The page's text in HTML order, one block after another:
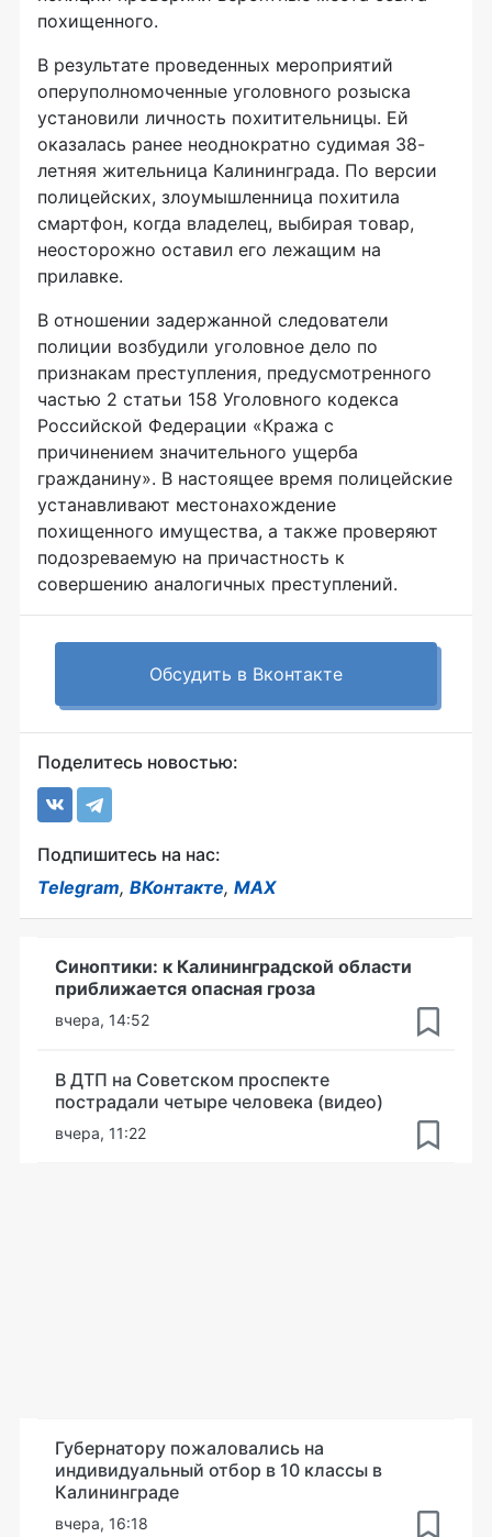
похищенного.
В результате проведенных мероприятий
оперуполномоченные уголовного розыска
установили личность похитительницы. Ей
оказалась ранее неоднократно судимая 38-
летняя жительница Калининграда. По версии
полицейских, злоумышленница похитила
смартфон, когда владелец, выбирая товар,
неосторожно оставил его лежащим на
прилавке.
В отношении задержанной следователи
полиции возбудили уголовное дело по
признакам преступления, предусмотренного
частью 2 статьи 158 Уголовного кодекса
Российской Федерации «Кража с
причинением значительного ущерба
гражданину». В настоящее время полицейские
устанавливают местонахождение
похищенного имущества, а также проверяют
подозреваемую на причастность к
совершению аналогичных преступлений.
Обсудить в Вконтакте
Поделитесь новостью:
Подпишитесь на нас:
Telegram, ВКонтакте, MAX
Синоптики: к Калининградской области
приближается опасная гроза
вчера, 14:52
В ДТП на Советском проспекте
пострадали четыре человека (видео)
вчера, 11:22
Губернатору пожаловались на
индивидуальный отбор в 10 классы в
Калининграде
вчера, 16:18